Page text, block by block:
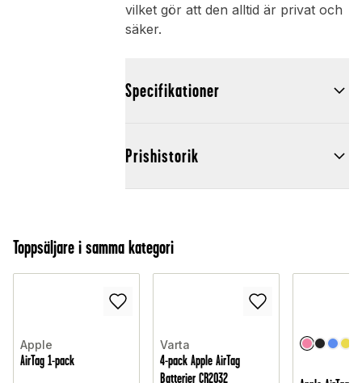
vilket gör att den alltid är privat och
säker.
Specifikationer
Prishistorik
Toppsäljare i samma kategori
Apple
AirTag 1-pack
Varta
4-pack Apple AirTag
Batterier CR2032